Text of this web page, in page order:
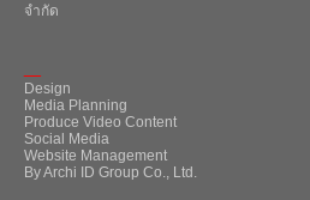
จำกัด
Design
Media Planning
Produce Video Content
Social Media
Website Management
By Archi ID Group Co., Ltd.